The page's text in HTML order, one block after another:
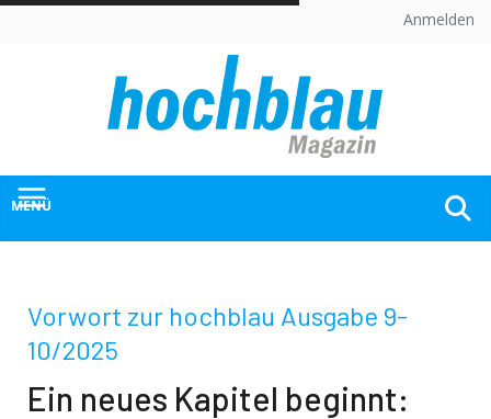
Skip
Anmelden
MENÜ
Vorwort zur hochblau Ausgabe 9-
10/2025
Ein neues Kapitel beginnt: